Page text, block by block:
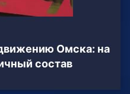
Омска: на
состав